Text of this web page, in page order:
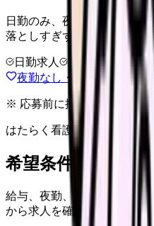
日勤のみ、夜勤少なめ、ク
落としすぎずに夜勤負担を
日勤求人 夜勤回数を相談
夜勤なし・日勤求人の探し
※ 応募前に掲載元の最新情
はたらく看護師さん 求人
希望条件で看護師
給与、夜勤、休み、ブラン
から求人を確認できます。